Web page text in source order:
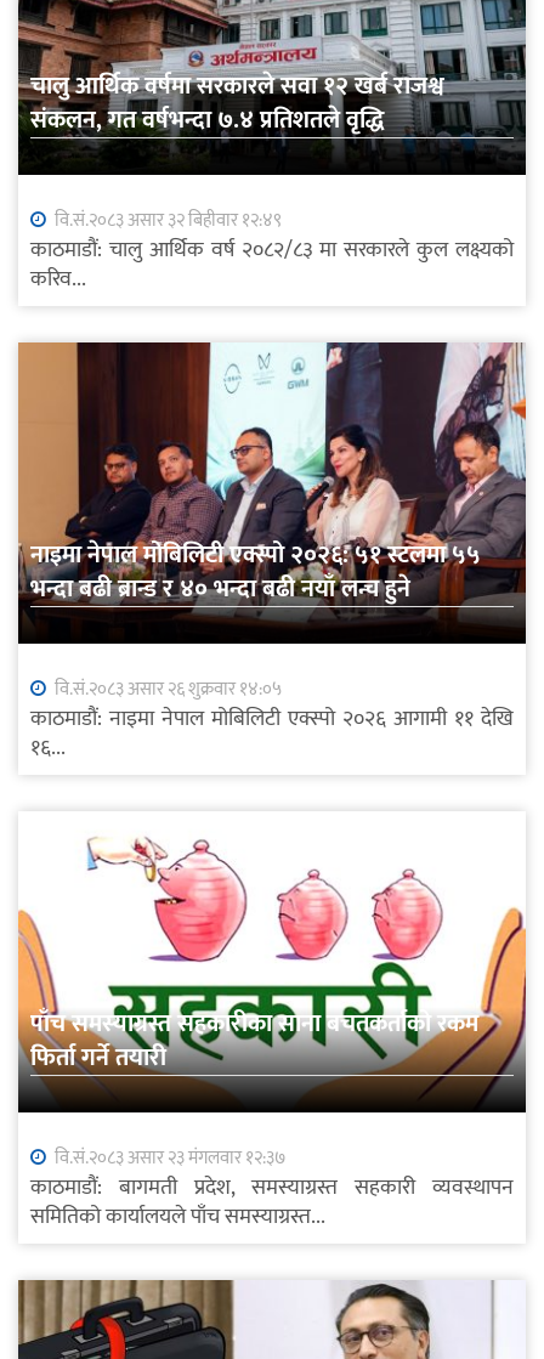
चालु आर्थिक वर्षमा सरकारले सवा १२ खर्ब राजश्व
संकलन, गत वर्षभन्दा ७.४ प्रतिशतले वृद्धि
वि.सं.२०८३ असार ३२ बिहीवार १२:४९
काठमाडौं: चालु आर्थिक वर्ष २०८२/८३ मा सरकारले कुल लक्ष्यको
करिव...
नाइमा नेपाल मोबिलिटी एक्स्पो २०२६: ५१ स्टलमा ५५
भन्दा बढी ब्रान्ड र ४० भन्दा बढी नयाँ लन्च हुने
वि.सं.२०८३ असार २६ शुक्रवार १४:०५
काठमाडौं: नाइमा नेपाल मोबिलिटी एक्स्पो २०२६ आगामी ११ देखि
१६...
पाँच समस्याग्रस्त सहकारीका साना बचतकर्ताको रकम
फिर्ता गर्ने तयारी
वि.सं.२०८३ असार २३ मंगलवार १२:३७
काठमाडौं: बागमती प्रदेश, समस्याग्रस्त सहकारी व्यवस्थापन
समितिको कार्यालयले पाँच समस्याग्रस्त...